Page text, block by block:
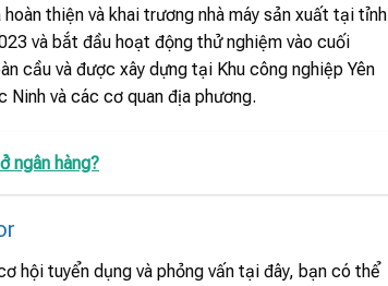
thiện và khai trương nhà máy sản xuất tại tỉnh
và bắt đầu hoạt động thử nghiệm vào cuối
cầu và được xây dựng tại Khu công nghiệp Yên
và các cơ quan địa phương.
ngân hàng?
hội tuyển dụng và phỏng vấn tại đây, bạn có thể